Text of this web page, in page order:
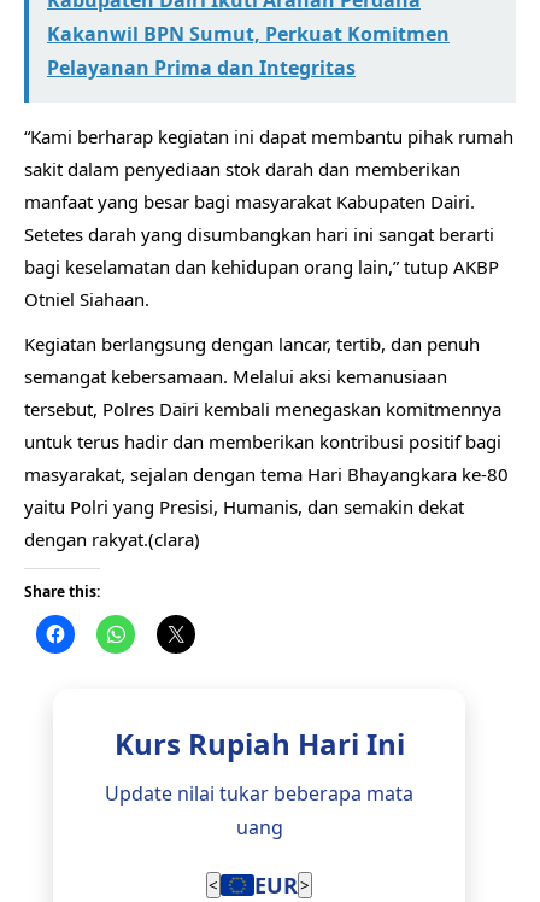
Kakanwil BPN Sumut, Perkuat Komitmen
Pelayanan Prima dan Integritas
“Kami berharap kegiatan ini dapat membantu pihak rumah
sakit dalam penyediaan stok darah dan memberikan
manfaat yang besar bagi masyarakat Kabupaten Dairi.
Setetes darah yang disumbangkan hari ini sangat berarti
bagi keselamatan dan kehidupan orang lain,” tutup AKBP
Otniel Siahaan.
Kegiatan berlangsung dengan lancar, tertib, dan penuh
semangat kebersamaan. Melalui aksi kemanusiaan
tersebut, Polres Dairi kembali menegaskan komitmennya
untuk terus hadir dan memberikan kontribusi positif bagi
masyarakat, sejalan dengan tema Hari Bhayangkara ke-80
yaitu Polri yang Presisi, Humanis, dan semakin dekat
dengan rakyat.(clara)
Share this:
Kurs Rupiah Hari Ini
Update nilai tukar beberapa mata
uang
< EUR>